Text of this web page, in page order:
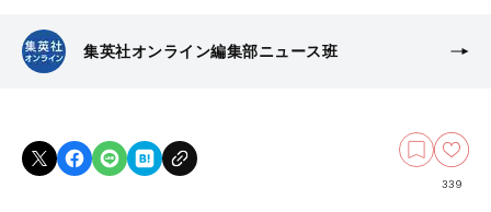
集英社オンライン編集部ニュース班
339